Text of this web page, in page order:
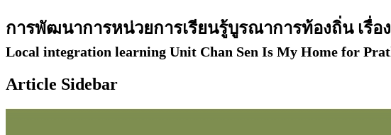
การพัฒนาการหน่วยการเรียนรู้บูรณาการท้องถิ่น เรื่
Local integration learning Unit Chan Sen Is My Home for
Article Sidebar